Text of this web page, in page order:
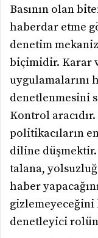
Basının olan
haberdar etme
denetim
biçimidir. Karar
uygulamalarını
denetlenmesini
Kontrol
politikacıların
diline düşmektir.
talana,
haber
gizlemeyeceğini
denetleyici